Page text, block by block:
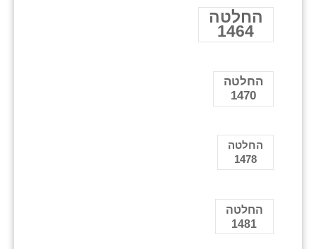
החלטה
1464
החלטה
1470
החלטה
1478
החלטה
1481